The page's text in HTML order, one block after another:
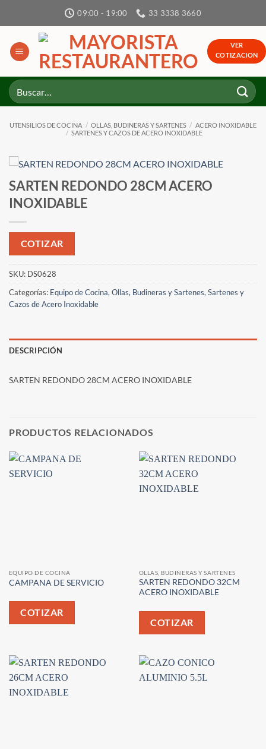
09:00 - 19:00 33 3338 3660
VER
COTIZACION
Buscar
por:
UTENSILIOS DE COCINA / OLLAS, BUDINERAS Y SARTENES / ACERO INOXIDABLE
/ SARTENES Y CAZOS DE ACERO INOXIDABLE
SARTEN REDONDO 28CM ACERO
INOXIDABLE
COTIZAR
SKU: DS0628
Categorías: Equipo de Cocina, Ollas, Budineras y Sartenes, Sartenes y
Cazos de Acero Inoxidable
DESCRIPCIÓN
SARTEN REDONDO 28CM ACERO INOXIDABLE
PRODUCTOS RELACIONADOS
EQUIPO DE COCINA
CAMPANA DE SERVICIO
COTIZAR
OLLAS, BUDINERAS Y SARTENES
SARTEN REDONDO 32CM
ACERO INOXIDABLE
COTIZAR